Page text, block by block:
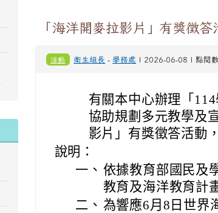
「海洋開麥拉影片」有獎徵答
活動 衛生組長 - 學務處 | 2026-06-08 | 點閱
有關本中心辦理「
協助規劃多元教學及
影片」有獎徵答活動
說明：
一、 依據教育部國民及
教育及海洋教育計
二、 為響應6月8日世界